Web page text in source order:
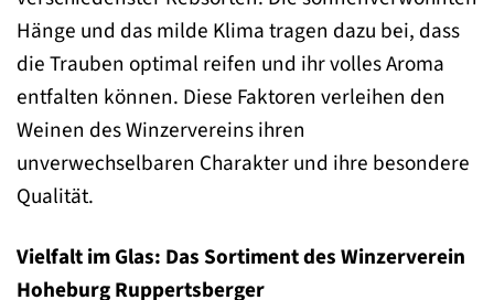
Hänge und das milde Klima tragen dazu bei, dass
die Trauben optimal reifen und ihr volles Aroma
entfalten können. Diese Faktoren verleihen den
Weinen des Winzervereins ihren
unverwechselbaren Charakter und ihre besondere
Qualität.
Vielfalt im Glas: Das Sortiment des Winzerverein
Hoheburg Ruppertsberger